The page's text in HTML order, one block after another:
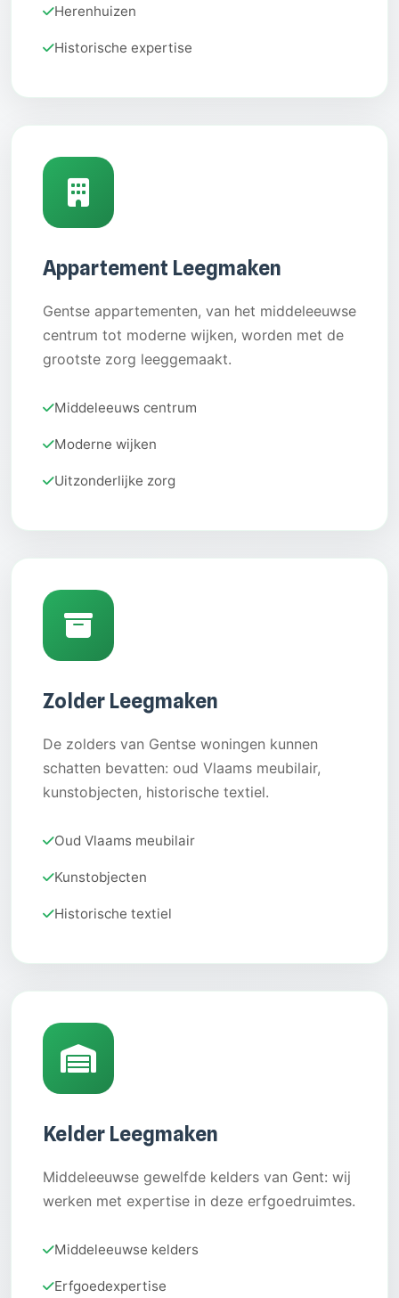
Herenhuizen
Historische expertise
Appartement Leegmaken
Gentse appartementen, van het middeleeuwse
centrum tot moderne wijken, worden met de
grootste zorg leeggemaakt.
Middeleeuws centrum
Moderne wijken
Uitzonderlijke zorg
Zolder Leegmaken
De zolders van Gentse woningen kunnen
schatten bevatten: oud Vlaams meubilair,
kunstobjecten, historische textiel.
Oud Vlaams meubilair
Kunstobjecten
Historische textiel
Kelder Leegmaken
Middeleeuwse gewelfde kelders van Gent: wij
werken met expertise in deze erfgoedruimtes.
Middeleeuwse kelders
Erfgoedexpertise